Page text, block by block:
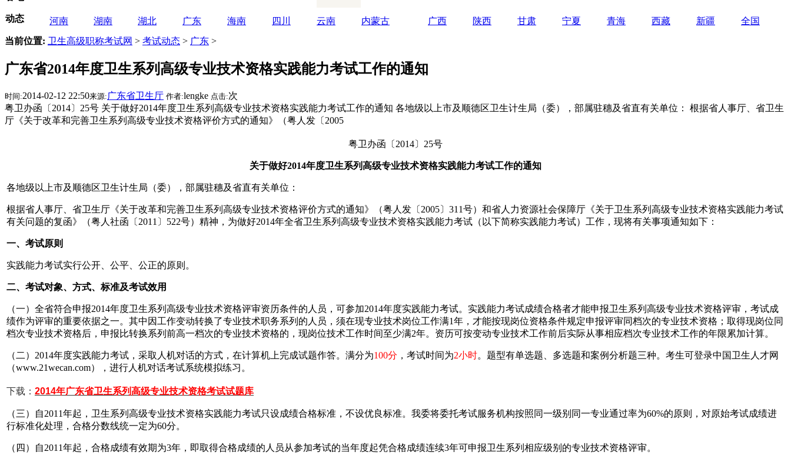
动态 河南 湖南 湖北 广东 海南 四川 云南 内蒙古 广西 陕西 甘肃 宁夏 青海 西藏 新疆
全国
当前位置: 卫生高级职称考试网 > 考试动态 > 广东 >
广东省2014年度卫生系列高级专业技术资格实践能力考试工作的通知
时间:2014-02-12 22:50来源: 广东省卫生厅 作者:lengke 点击:次
粤卫办函〔2014〕25号 关于做好2014年度卫生系列高级专业技术资格实践能力考试工作的通知 各地级以上市及顺德区卫生计生局（委），部属驻穗及省直有关单位： 根据省人事厅、省卫生
厅《关于改革和完善卫生系列高级专业技术资格评价方式的通知》（粤人发〔2005
粤卫办函〔2014〕25号
关于做好2014年度卫生系列高级专业技术资格实践能力考试工作的通知
各地级以上市及顺德区卫生计生局（委），部属驻穗及省直有关单位：
根据省人事厅、省卫生厅《关于改革和完善卫生系列高级专业技术资格评价方式的通知》（粤人发〔2005〕311号）和省人力资源社会保障厅《关于卫生系列高级专业技术资格实践能力考试
有关问题的复函》（粤人社函〔2011〕522号）精神，为做好2014年全省卫生系列高级专业技术资格实践能力考试（以下简称实践能力考试）工作，现将有关事项通知如下：
一、考试原则
实践能力考试实行公开、公平、公正的原则。
二、考试对象、方式、标准及考试效用
（一）全省符合申报2014年度卫生系列高级专业技术资格评审资历条件的人员，可参加2014年度实践能力考试。实践能力考试成绩合格者才能申报卫生系列高级专业技术资格评审，考试成
绩作为评审的重要依据之一。其中因工作变动转换了专业技术职务系列的人员，须在现专业技术岗位工作满1年，才能按现岗位资格条件规定申报评审同档次的专业技术资格；取得现岗位同
档次专业技术资格后，申报比转换系列前高一档次的专业技术资格的，现岗位技术工作时间至少满2年。资历可按变动专业技术工作前后实际从事相应档次专业技术工作的年限累加计算。
（二）2014年度实践能力考试，采取人机对话的方式，在计算机上完成试题作答。满分为100分 ，考试时间为2小时。题型有单选题、多选题和案例分析题三种。考生可登录中国卫生人才网
（www.21wecan.com），进行人机对话考试系统模拟练习。
下载： 2014年广东省卫生系列高级专业技术资格考试试题库
（三）自2011年起，卫生系列高级专业技术资格实践能力考试只设成绩合格标准，不设优良标准。我委将委托考试服务机构按照同一级别同一专业通过率为60%的原则，对原始考试成绩进
行标准化处理，合格分数线统一定为60分。
（四）自2011年起，合格成绩有效期为3年，即取得合格成绩的人员从参加考试的当年度起凭合格成绩连续3年可申报卫生系列相应级别的专业技术资格评审。